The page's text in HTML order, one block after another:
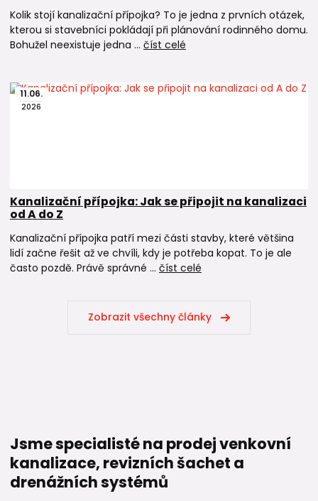
Kolik stojí kanalizační přípojka? To je jedna z prvních otázek,
kterou si stavebníci pokládají při plánování rodinného domu.
Bohužel neexistuje jedna ... číst celé
11.06.
2026
Kanalizační přípojka: Jak se připojit na kanalizaci
od A do Z
Kanalizační přípojka patří mezi části stavby, které většina
lidí začne řešit až ve chvíli, kdy je potřeba kopat. To je ale
často pozdě. Právě správné ... číst celé
Zobrazit všechny články
Jsme specialisté na prodej venkovní
kanalizace, revizních šachet a
drenážních systémů